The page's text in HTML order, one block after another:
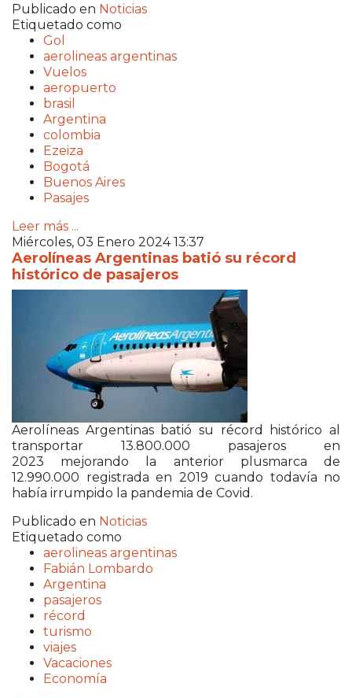
Publicado en Noticias
Etiquetado como
Gol
aerolineas argentinas
Vuelos
aeropuerto
brasil
Argentina
colombia
Ezeiza
Bogotá
Buenos Aires
Pasajes
Leer más ...
Miércoles, 03 Enero 2024 13:37
Aerolíneas Argentinas batió su récord
histórico de pasajeros
Aerolíneas Argentinas batió su récord histórico al
transportar 13.800.000 pasajeros en
2023 mejorando la anterior plusmarca de
12.990.000 registrada en 2019 cuando todavía no
había irrumpido la pandemia de Covid.
Publicado en Noticias
Etiquetado como
aerolineas argentinas
Fabián Lombardo
Argentina
pasajeros
récord
turismo
viajes
Vacaciones
Economía